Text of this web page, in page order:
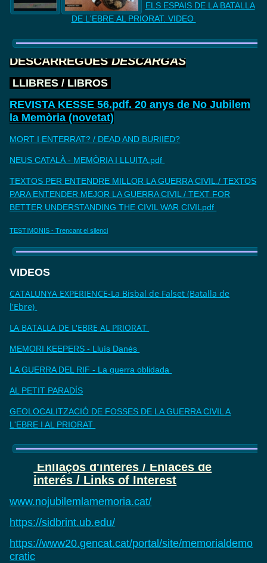
ELS ESPAIS DE LA BATALLA
DE L'EBRE AL PRIORAT. VIDEO
DESCARREGUESDESCARGAS
LLIBRES / LIBROS
REVISTA KESSE 56.pdf. 20 anys de No Jubilem
la Memòria (novetat)
MORT I ENTERRAT? / DEAD AND BURIIED?
NEUS CATALÀ - MEMÒRIA I LLUITA.pdf
TEXTOS PER ENTENDRE MILLOR LA GUERRA CIVIL./ TEXTOS
PARA ENTENDER MEJOR LA GUERRA CIVIL / TEXT FOR
BETTER UNDERSTANDING THE CIVIL WAR CIVILpdf
TESTIMONIS - Trencant el silenci
VIDEOS
CATALUNYA EXPERIENCE-La Bisbal de Falset (Batalla de
l'Ebre)
LA BATALLA DE L'EBRE AL PRIORAT
MEMORI KEEPERS - Lluís Danés
LA GUERRA DEL RIF - La guerra oblidada
AL PETIT PARADÍS
GEOLOCALITZACIÓ DE FOSSES DE LA GUERRA CIVIL A
L'EBRE I AL PRIORAT
Enllaços d'interès / Enlaces de
interés / Links of Interest
www.nojubilemlamemoria.cat/
https://sidbrint.ub.edu/
https://www20.gencat.cat/portal/site/memorialdemo
cratic